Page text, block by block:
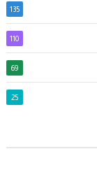
135
110
69
25